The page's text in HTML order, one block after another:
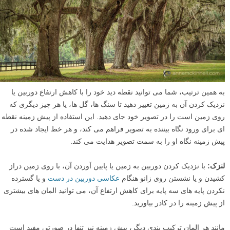
فورا به درخت پیش زمینه می افتد، و خط ضمنی ایجاد شده توسط ردیف
درختان نگاه او را به داخل تصویر و به سمت درختان دیگر می کشاند. ناگهان،
ترکیب بندی عمق پیدا می کند!
به همین ترتیب، شما می توانید نقطه دید خود را با کاهش ارتفاع دوربین یا
نزدیک کردن آن به زمین تغییر دهید تا سنگ ها، گل ها، یا هر چیز دیگری که